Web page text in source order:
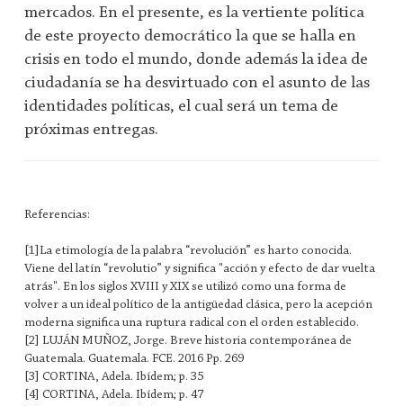
mercados. En el presente, es la vertiente política
de este proyecto democrático la que se halla en
crisis en todo el mundo, donde además la idea de
ciudadanía se ha desvirtuado con el asunto de las
identidades políticas, el cual será un tema de
próximas entregas.
Referencias:
[1]La etimología de la palabra “revolución” es harto conocida.
Viene del latín “revolutio” y significa "acción y efecto de dar vuelta
atrás". En los siglos XVIII y XIX se utilizó como una forma de
volver a un ideal político de la antigüedad clásica, pero la acepción
moderna significa una ruptura radical con el orden establecido.
[2] LUJÁN MUÑOZ, Jorge. Breve historia contemporánea de
Guatemala. Guatemala. FCE. 2016 Pp. 269
[3] CORTINA, Adela. Ibídem; p. 35
[4] CORTINA, Adela. Ibídem; p. 47